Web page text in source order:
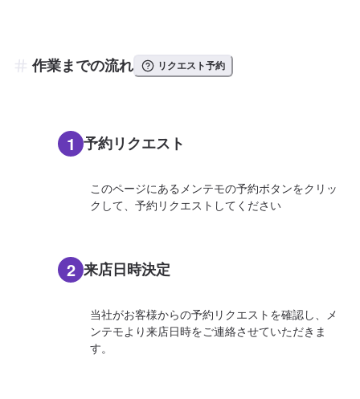
作業までの流れ リクエスト予約
1 予約リクエスト
このページにあるメンテモの予約ボタンをクリッ
クして、予約リクエストしてください
2 来店日時決定
当社がお客様からの予約リクエストを確認し、メ
ンテモより来店日時をご連絡させていただきま
す。